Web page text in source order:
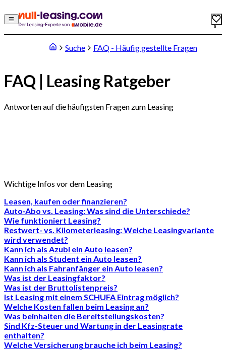
0
Suche FAQ - Häufig gestellte Fragen
FAQ | Leasing Ratgeber
Antworten auf die häufigsten Fragen zum Leasing
Wichtige Infos vor dem Leasing
Leasen, kaufen oder finanzieren?
Auto-Abo vs. Leasing: Was sind die Unterschiede?
Wie funktioniert Leasing?
Restwert- vs. Kilometerleasing: Welche Leasingvariante
wird verwendet?
Kann ich als Azubi ein Auto leasen?
Kann ich als Student ein Auto leasen?
Kann ich als Fahranfänger ein Auto leasen?
Was ist der Leasingfaktor?
Was ist der Bruttolistenpreis?
Ist Leasing mit einem SCHUFA Eintrag möglich?
Welche Kosten fallen beim Leasing an?
Was beinhalten die Bereitstellungskosten?
Sind Kfz-Steuer und Wartung in der Leasingrate
enthalten?
Welche Versicherung brauche ich beim Leasing?